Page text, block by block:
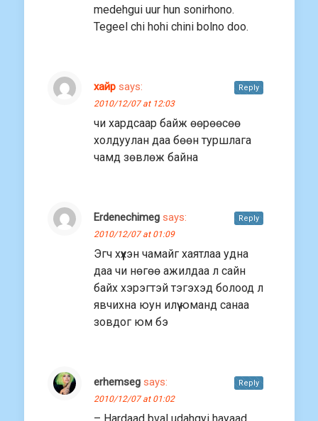
medehgui uur hun sonirhono.
Tegeel chi hohi chini bolno doo.
хайр says:
2010/12/07 at 12:03
чи хардсаар байж өөрөөсөө
холдуулан даа бөөн туршлага
чамд зөвлөж байна
Reply
Erdenechimeg says:
2010/12/07 at 01:09
Эгч хүүхэн чамайг хаятлаа удна
даа чи нөгөө ажилдаа л сайн
байх хэрэгтэй тэгэхэд болоод л
явчихна юун илүү юманд санаа
зовдог юм бэ
Reply
erhemseg says:
2010/12/07 at 01:02
Reply